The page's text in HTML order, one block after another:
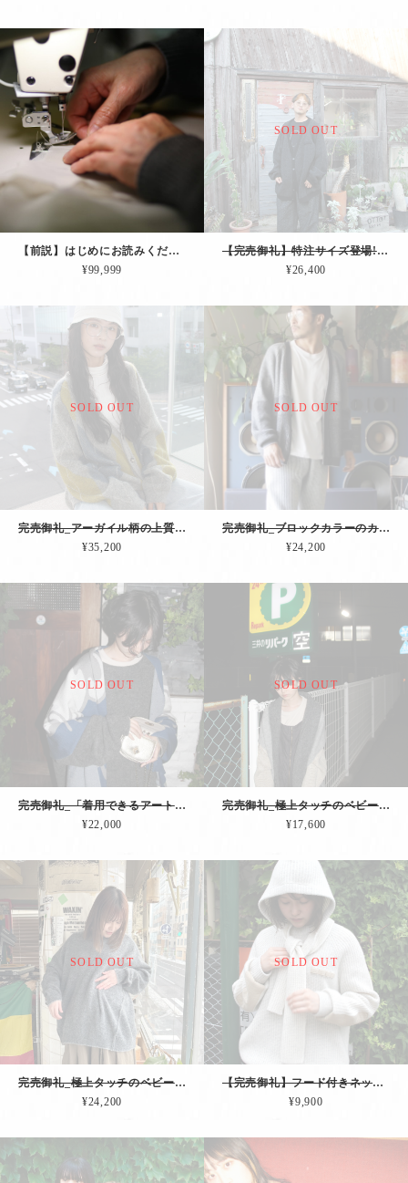
【前説】はじめにお読みください。
¥99,999
SOLD OUT
【完売御礼】特注サイズ登場!! 肘当て＆ペンホルダー付きカーディガン「エディターズCD.（チャコール｜EXLサイズ）」
¥26,400
SOLD OUT
完売御礼_アーガイル柄の上質モヘアCD（グレージュ）
¥35,200
SOLD OUT
完売御礼_ブロックカラーのカーディガン（チャコール）
¥24,200
SOLD OUT
完売御礼_「着用できるアート」のBIGストール（ネイビー）
¥22,000
SOLD OUT
完売御礼_極上タッチのベビーアルパカを使った「ふっくらマフラー（グレー）」
¥17,600
SOLD OUT
完売御礼_極上タッチのベビーアルパカを使った「リバーシブルPO.（グレー）」
¥24,200
SOLD OUT
【完売御礼】フード付きネックウォーマー「Editorsフーディ（ホワイト）」
¥9,900